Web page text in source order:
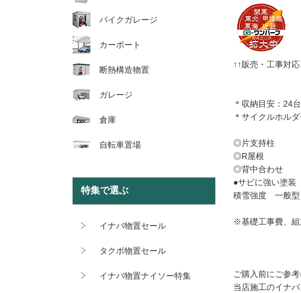
↑↑販売・工事対
＊収納目安：24台
＊サイクルホル
◎片支持柱
◎R屋根
◎背中合わせ
●サビに強い塗
積雪強度 一般
※基礎工事費、組
ご購入前にご参考
当店施工のイナ
バイクガレージ
カーポート
断熱構造物置
ガレージ
倉庫
自転車置場
特集で選ぶ
イナバ物置セール
タクボ物置セール
イナバ物置ナイソー特集